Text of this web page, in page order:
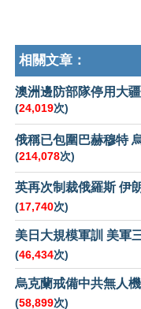
相關文章：
澳洲邊防部隊停用大
(24,019次)
俄稱已包圍巴赫穆特
(214,078次)
英再次制裁俄羅斯 伊
(17,740次)
美日大規模軍訓 美軍
(46,434次)
烏克蘭戒備中共無人
(58,899次)